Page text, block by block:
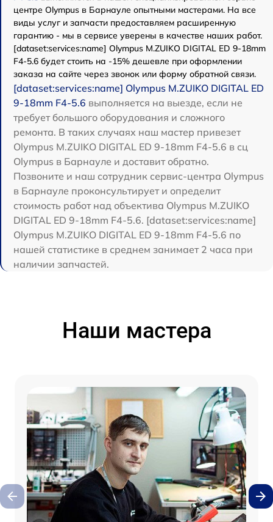
центре Olympus в Барнауле опытными мастерами. На все
виды услуг и запчасти предоставляем расширенную
гарантию - мы в сервисе уверены в качестве наших работ.
[dataset:services:name] Olympus M.ZUIKO DIGITAL ED 9-18mm
F4-5.6 будет стоить на -15% дешевле при оформлении
заказа на сайте через звонок или форму обратной связи.
[dataset:services:name] Olympus M.ZUIKO DIGITAL ED
9-18mm F4-5.6 выполняется на выезде, если не
требует большого оборудования и сложного
ремонта. В таких случаях наш мастер привезет
Olympus M.ZUIKO DIGITAL ED 9-18mm F4-5.6 в сц
Olympus в Барнауле и доставит обратно.
Позвоните и наш сотрудник сервис-центра Olympus
в Барнауле проконсультирует и определит
стоимость работ над объектива Olympus M.ZUIKO
DIGITAL ED 9-18mm F4-5.6. [dataset:services:name]
Olympus M.ZUIKO DIGITAL ED 9-18mm F4-5.6 по
нашей статистике в среднем занимает 2 часа при
наличии запчастей.
Наши мастера